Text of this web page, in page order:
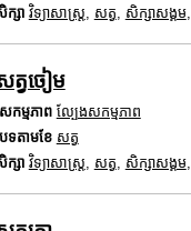
ក្សា វិទ្យាសាស្រ្ត, សត្វ, សិក្សាសង្គម,
ត្វចៀម
កម្មភាព ល្បែងសកម្មភាព
ទតាមខែ សត្វ
ក្សា វិទ្យាសាស្រ្ត, សត្វ, សិក្សាសង្គម,